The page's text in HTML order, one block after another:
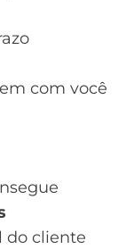
com você
do cliente